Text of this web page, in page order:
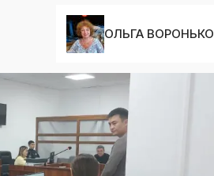
ОЛЬГА ВОРОНЬКО